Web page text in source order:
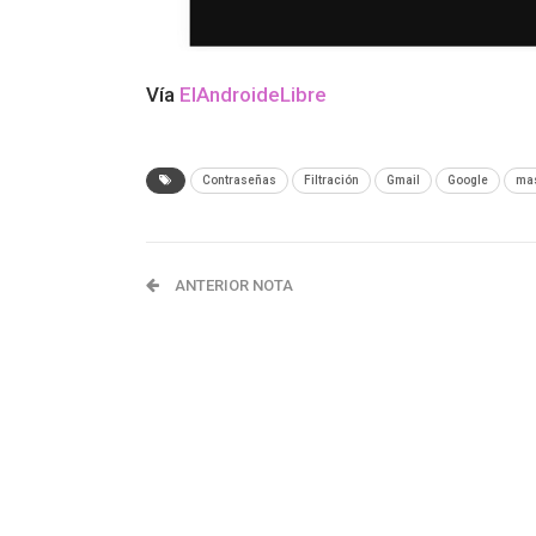
Vía ElAndroideLibre
Contraseñas Filtración Gmail Google
ANTERIOR NOTA